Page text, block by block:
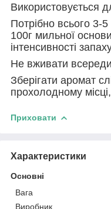
Використовується
Потрібно всього 3-
100г мильної
інтенсивності
Не вживати
Зберігати аромат
прохолодному
Приховати
Характеристики
Основні
Вага
Виробник